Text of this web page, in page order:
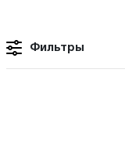
Фильтры